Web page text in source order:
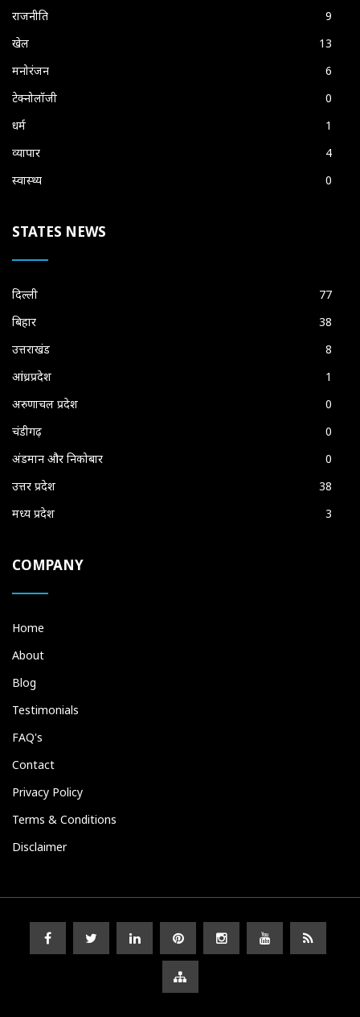
राजनीति
9
खेल
13
मनोरंजन
6
टेक्नोलॉजी
0
धर्म
1
व्यापार
4
स्वास्थ्य
0
STATES NEWS
दिल्ली
77
बिहार
38
उत्तराखंड
8
आंध्रप्रदेश
1
अरुणाचल प्रदेश
0
चंडीगढ़
0
अंडमान और निकोबार
0
उत्तर प्रदेश
38
मध्य प्रदेश
3
COMPANY
Home
About
Blog
Testimonials
FAQ's
Contact
Privacy Policy
Terms & Conditions
Disclaimer